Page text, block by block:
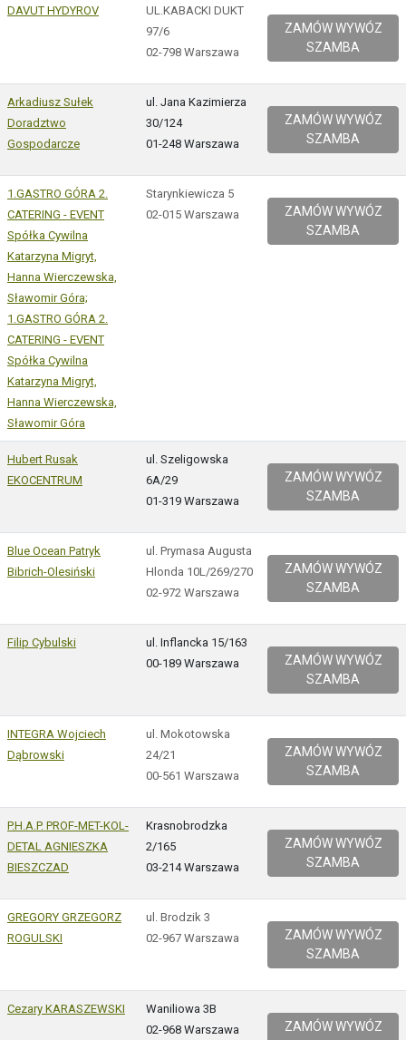
DAVUT HYDYROV
UL.KABACKI DUKT
97/6
02-798 Warszawa
ZAMÓW WYWÓZ
SZAMBA
Arkadiusz Sułek
Doradztwo
Gospodarcze
ul. Jana Kazimierza
30/124
01-248 Warszawa
ZAMÓW WYWÓZ
SZAMBA
1.GASTRO GÓRA 2.
CATERING - EVENT
Spółka Cywilna
Katarzyna Migryt,
Hanna Wierczewska,
Sławomir Góra;
1.GASTRO GÓRA 2.
CATERING - EVENT
Spółka Cywilna
Katarzyna Migryt,
Hanna Wierczewska,
Sławomir Góra
Starynkiewicza 5
02-015 Warszawa
ZAMÓW WYWÓZ
SZAMBA
Hubert Rusak
EKOCENTRUM
ul. Szeligowska
6A/29
01-319 Warszawa
ZAMÓW WYWÓZ
SZAMBA
Blue Ocean Patryk
Bibrich-Olesiński
ul. Prymasa Augusta
Hlonda 10L/269/270
02-972 Warszawa
ZAMÓW WYWÓZ
SZAMBA
Filip Cybulski
ul. Inflancka 15/163
00-189 Warszawa
ZAMÓW WYWÓZ
SZAMBA
INTEGRA Wojciech
Dąbrowski
ul. Mokotowska
24/21
00-561 Warszawa
ZAMÓW WYWÓZ
SZAMBA
P.H.A.P. PROF-MET-KOL-
DETAL AGNIESZKA
BIESZCZAD
Krasnobrodzka
2/165
03-214 Warszawa
ZAMÓW WYWÓZ
SZAMBA
GREGORY GRZEGORZ
ROGULSKI
ul. Brodzik 3
02-967 Warszawa
ZAMÓW WYWÓZ
SZAMBA
Cezary KARASZEWSKI
Waniliowa 3B
02-968 Warszawa
ZAMÓW WYWÓZ